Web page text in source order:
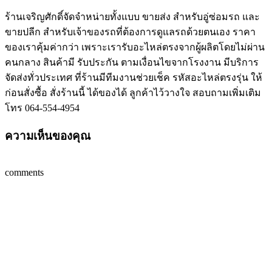
ร้านเจริญศักดิ์จัดจำหน่ายทั้งแบบ ขายส่ง สำหรับอู่ซ่อมรถ และ
ขายปลีก สำหรับเจ้าของรถที่ต้องการดูแลรถด้วยตนเอง ราคา
ของเราคุ้มค่ากว่า เพราะเรารับอะไหล่ตรงจากผู้ผลิตโดยไม่ผ่าน
คนกลาง สินค้ามี รับประกัน ตามเงื่อนไขจากโรงงาน มีบริการ
จัดส่งทั่วประเทศ ที่ร้านมีทีมงานช่วยเช็ค รหัสอะไหล่ตรงรุ่น ให้
ก่อนสั่งซื้อ สั่งร้านนี้ ได้ของได้ ลูกค้าไว้วางใจ สอบถามเพิ่มเติม
โทร 064-554-4954
ความเห็นของคุณ
comments